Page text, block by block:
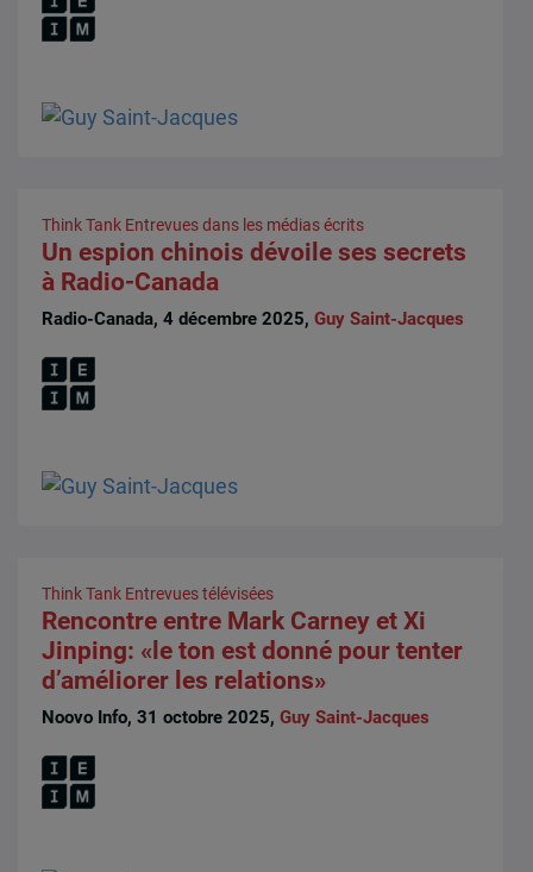
Think Tank Entrevues dans les médias écrits
Un espion chinois dévoile ses secrets
à Radio-Canada
Radio-Canada, 4 décembre 2025,Guy Saint-Jacques
Think Tank Entrevues télévisées
Rencontre entre Mark Carney et Xi
Jinping: «le ton est donné pour tenter
d’améliorer les relations»
Noovo Info, 31 octobre 2025,Guy Saint-Jacques